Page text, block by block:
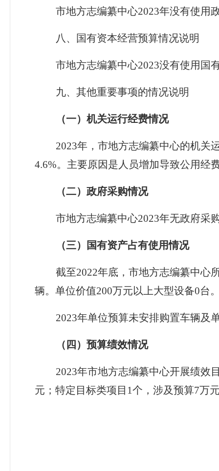
市地方志编纂中心2023年没有使用
八 、国有资本经营预算情况说明
市地方志编纂中心2023没有使用国
九、 其他重要事项的情况说明
（一）机关运行经费情况
2023年 ， 市地方志编纂中心的机关
4.6%。主要原因是 人员增加导致公用经
（二）政府采购情况
市地方志编纂中心2023年无政府采
（三）国有资产占有使用情况
截至2022年底， 市地方志编纂中心
辆。单位价值200万元以上大型设备0台
2023年单位预算未安排购置车辆及
（四） 预算绩效情况
2023年市地方志编纂中心开展绩效
元；特定目标类项目 1个，涉及预算7万